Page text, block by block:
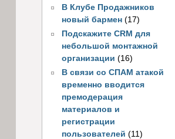
В Клубе Продажников
новый бармен (17)
Подскажите CRM для
небольшой монтажной
организации (16)
В связи со СПАМ атакой
временно вводится
премодерация
материалов и
регистрации
пользователей (11)